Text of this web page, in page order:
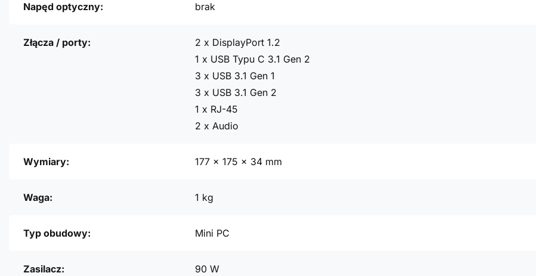
Napęd optyczny: brak
Złącza / porty:
2 x DisplayPort 1.2
1 x USB Typu C 3.1 Gen 2
3 x USB 3.1 Gen 1
3 x USB 3.1 Gen 2
1 x RJ-45
2 x Audio
Wymiary: 177 x 175 x 34 mm
Waga: 1 kg
Typ obudowy: Mini PC
Zasilacz: 90 W